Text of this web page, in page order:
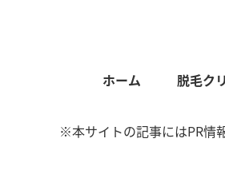
ホーム 脱毛ク
※本サイトの記事にはPR情